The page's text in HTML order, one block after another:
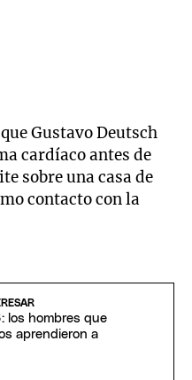
Gustavo Deutsch
cardíaco antes de
sobre una casa de
contacto con la
los hombres que
aprendieron a